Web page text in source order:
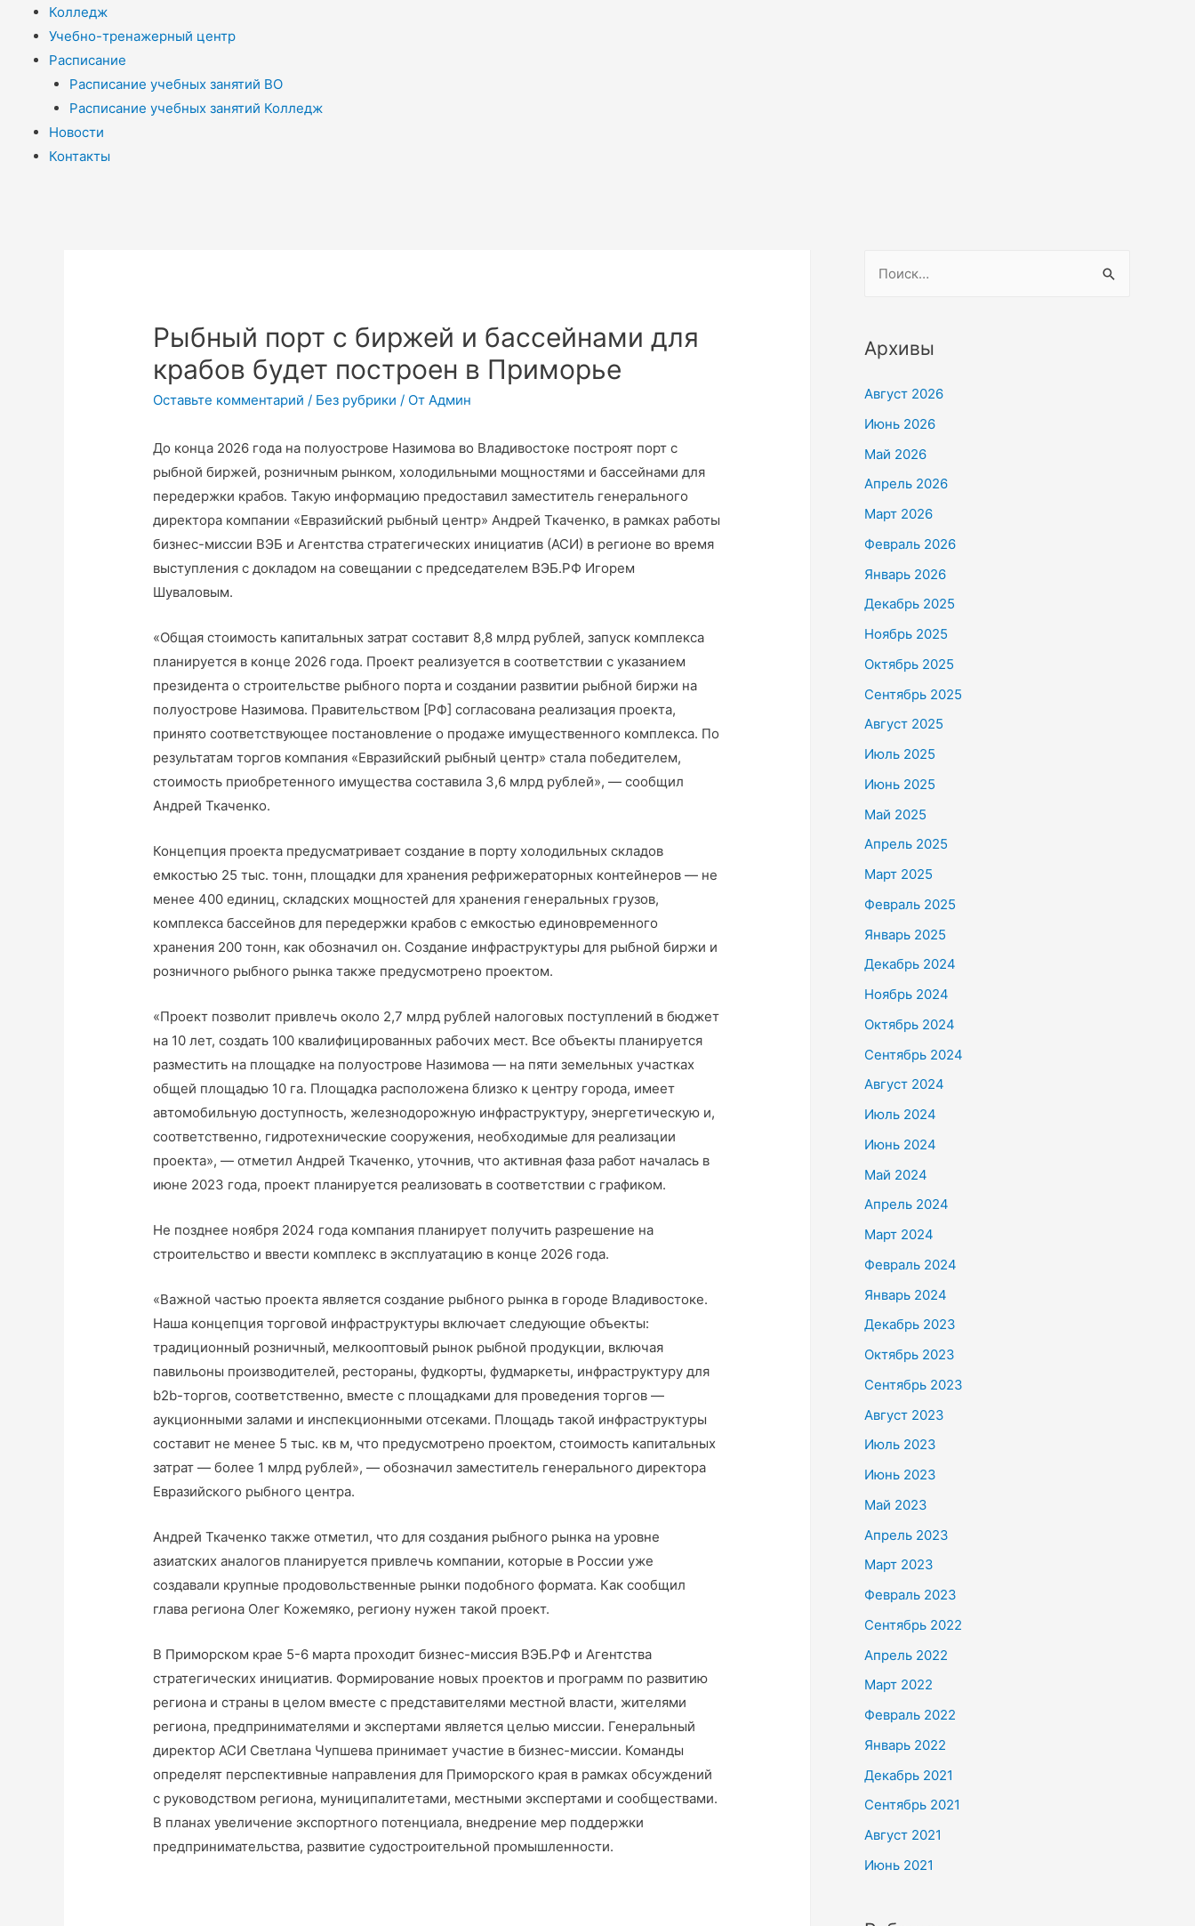
Колледж
Учебно-тренажерный центр
Расписание
Расписание учебных занятий ВО
Расписание учебных занятий Колледж
Новости
Контакты
Рыбный порт с биржей и бассейнами для
крабов будет построен в Приморье
Оставьте комментарий / Без рубрики / От Админ
До конца 2026 года на полуострове Назимова во Владивостоке построят порт с
рыбной биржей, розничным рынком, холодильными мощностями и бассейнами для
передержки крабов. Такую информацию предоставил заместитель генерального
директора компании «Евразийский рыбный центр» Андрей Ткаченко, в рамках работы
бизнес-миссии ВЭБ и Агентства стратегических инициатив (АСИ) в регионе во время
выступления с докладом на совещании с председателем ВЭБ.РФ Игорем
Шуваловым.
«Общая стоимость капитальных затрат составит 8,8 млрд рублей, запуск комплекса
планируется в конце 2026 года. Проект реализуется в соответствии с указанием
президента о строительстве рыбного порта и создании развитии рыбной биржи на
полуострове Назимова. Правительством [РФ] согласована реализация проекта,
принято соответствующее постановление о продаже имущественного комплекса. По
результатам торгов компания «Евразийский рыбный центр» стала победителем,
стоимость приобретенного имущества составила 3,6 млрд рублей», — сообщил
Андрей Ткаченко.
Концепция проекта предусматривает создание в порту холодильных складов
емкостью 25 тыс. тонн, площадки для хранения рефрижераторных контейнеров — не
менее 400 единиц, складских мощностей для хранения генеральных грузов,
комплекса бассейнов для передержки крабов с емкостью единовременного
хранения 200 тонн, как обозначил он. Создание инфраструктуры для рыбной биржи и
розничного рыбного рынка также предусмотрено проектом.
«Проект позволит привлечь около 2,7 млрд рублей налоговых поступлений в бюджет
на 10 лет, создать 100 квалифицированных рабочих мест. Все объекты планируется
разместить на площадке на полуострове Назимова — на пяти земельных участках
общей площадью 10 га. Площадка расположена близко к центру города, имеет
автомобильную доступность, железнодорожную инфраструктуру, энергетическую и,
соответственно, гидротехнические сооружения, необходимые для реализации
проекта», — отметил Андрей Ткаченко, уточнив, что активная фаза работ началась в
июне 2023 года, проект планируется реализовать в соответствии с графиком.
Не позднее ноября 2024 года компания планирует получить разрешение на
строительство и ввести комплекс в эксплуатацию в конце 2026 года.
«Важной частью проекта является создание рыбного рынка в городе Владивостоке.
Наша концепция торговой инфраструктуры включает следующие объекты:
традиционный розничный, мелкооптовый рынок рыбной продукции, включая
павильоны производителей, рестораны, фудкорты, фудмаркеты, инфраструктуру для
b2b-торгов, соответственно, вместе с площадками для проведения торгов —
аукционными залами и инспекционными отсеками. Площадь такой инфраструктуры
составит не менее 5 тыс. кв м, что предусмотрено проектом, стоимость капитальных
затрат — более 1 млрд рублей», — обозначил заместитель генерального директора
Евразийского рыбного центра.
Андрей Ткаченко также отметил, что для создания рыбного рынка на уровне
азиатских аналогов планируется привлечь компании, которые в России уже
создавали крупные продовольственные рынки подобного формата. Как сообщил
глава региона Олег Кожемяко, региону нужен такой проект.
В Приморском крае 5-6 марта проходит бизнес-миссия ВЭБ.РФ и Агентства
стратегических инициатив. Формирование новых проектов и программ по развитию
региона и страны в целом вместе с представителями местной власти, жителями
региона, предпринимателями и экспертами является целью миссии. Генеральный
директор АСИ Светлана Чупшева принимает участие в бизнес-миссии. Команды
определят перспективные направления для Приморского края в рамках обсуждений
с руководством региона, муниципалитетами, местными экспертами и сообществами.
В планах увеличение экспортного потенциала, внедрение мер поддержки
предпринимательства, развитие судостроительной промышленности.
Архивы
Август 2026
Июнь 2026
Май 2026
Апрель 2026
Март 2026
Февраль 2026
Январь 2026
Декабрь 2025
Ноябрь 2025
Октябрь 2025
Сентябрь 2025
Август 2025
Июль 2025
Июнь 2025
Май 2025
Апрель 2025
Март 2025
Февраль 2025
Январь 2025
Декабрь 2024
Ноябрь 2024
Октябрь 2024
Сентябрь 2024
Август 2024
Июль 2024
Июнь 2024
Май 2024
Апрель 2024
Март 2024
Февраль 2024
Январь 2024
Декабрь 2023
Октябрь 2023
Сентябрь 2023
Август 2023
Июль 2023
Июнь 2023
Май 2023
Апрель 2023
Март 2023
Февраль 2023
Сентябрь 2022
Апрель 2022
Март 2022
Февраль 2022
Январь 2022
Декабрь 2021
Сентябрь 2021
Август 2021
Июнь 2021